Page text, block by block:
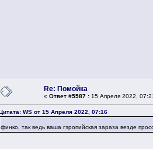
Re: Помойка
« Ответ #5587 : 15 Апреля 2022,
Цитата: WS от 15 Апреля 2022, 07:16
финко, так ведь ваша гэропийская зараза везде